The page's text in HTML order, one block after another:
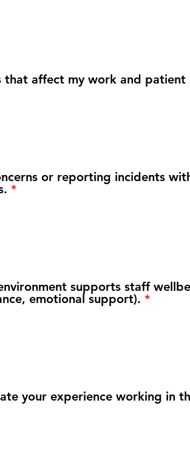
that affect my work and patient
or reporting incidents
*
supports staff
emotional support). *
your experience working in